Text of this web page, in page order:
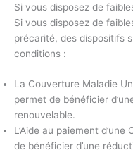
Si vous disposez de
Si vous disposez de
précarité, des dispositifs
conditions :
La Couverture Maladie
permet de bénéficier
renouvelable.
L’Aide au paiement
de bénéficier d’une